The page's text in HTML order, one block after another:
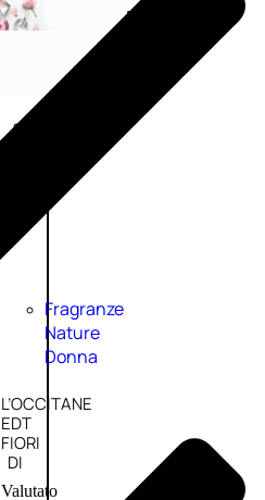
Novità
nature
Fragranze
Nature
Donna
L’OCCITANE
EDT
FIORI
DI
Valutato